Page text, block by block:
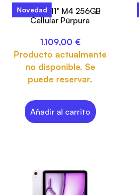
Novedad
iPad Air 11" M4 256GB
Cellular Púrpura
1.109,00 €
Producto actualmente
no disponible. Se
puede reservar.
Añadir al carrito